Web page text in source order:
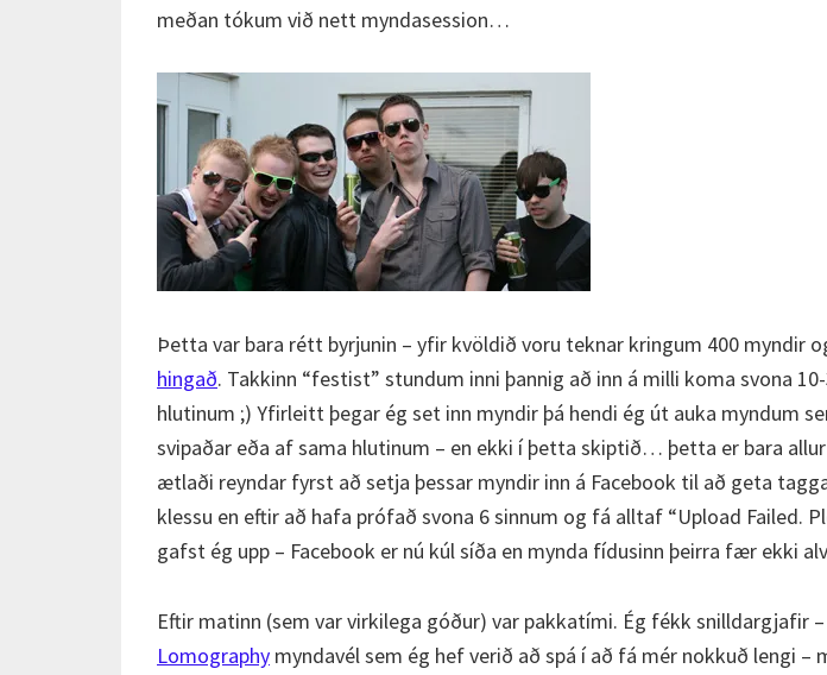
meðan tókum við nett myndasession…
Þetta var bara rétt byrjunin – yfir kvöldið voru teknar kringum 400 myndir
hingað. Takkinn “festist” stundum inni þannig að inn á milli koma svona
hlutinum ;) Yfirleitt þegar ég set inn myndir þá hendi ég út auka myndum
svipaðar eða af sama hlutinum – en ekki í þetta skiptið… þetta er bara allur
ætlaði reyndar fyrst að setja þessar myndir inn á Facebook til að geta
klessu en eftir að hafa prófað svona 6 sinnum og fá alltaf “Upload Failed.
gafst ég upp – Facebook er nú kúl síða en mynda fídusinn þeirra fær ekki
Eftir matinn (sem var virkilega góður) var pakkatími. Ég fékk snilldargjafir –
Lomography myndavél sem ég hef verið að spá í að fá mér nokkuð lengi –